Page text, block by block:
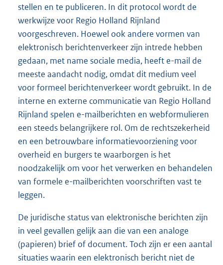
stellen en te publiceren. In dit protocol wordt de
werkwijze voor Regio Holland Rijnland
voorgeschreven. Hoewel ook andere vormen van
elektronisch berichtenverkeer zijn intrede hebben
gedaan, met name sociale media, heeft e-mail de
meeste aandacht nodig, omdat dit medium veel
voor formeel berichtenverkeer wordt gebruikt. In de
interne en externe communicatie van Regio Holland
Rijnland spelen e-mailberichten en webformulieren
een steeds belangrijkere rol. Om de rechtszekerheid
en een betrouwbare informatievoorziening voor
overheid en burgers te waarborgen is het
noodzakelijk om voor het verwerken en behandelen
van formele e-mailberichten voorschriften vast te
leggen.
De juridische status van elektronische berichten zijn
in veel gevallen gelijk aan die van een analoge
(papieren) brief of document. Toch zijn er een aantal
situaties waarin een elektronisch bericht niet de